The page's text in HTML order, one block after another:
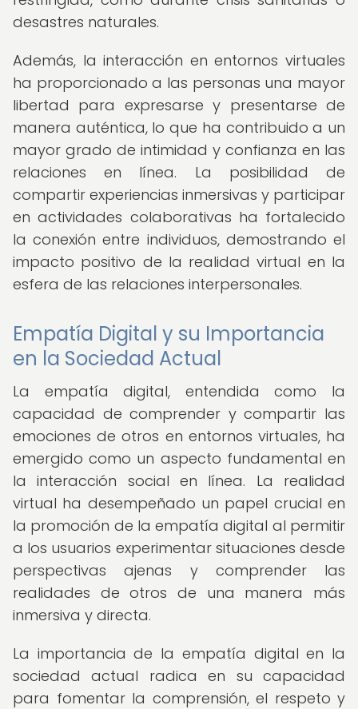
desastres naturales.
Además, la interacción en entornos virtuales
ha proporcionado a las personas una mayor
libertad para expresarse y presentarse de
manera auténtica, lo que ha contribuido a un
mayor grado de intimidad y confianza en las
relaciones en línea. La posibilidad de
compartir experiencias inmersivas y participar
en actividades colaborativas ha fortalecido
la conexión entre individuos, demostrando el
impacto positivo de la realidad virtual en la
esfera de las relaciones interpersonales.
Empatía Digital y su Importancia
en la Sociedad Actual
La empatía digital, entendida como la
capacidad de comprender y compartir las
emociones de otros en entornos virtuales, ha
emergido como un aspecto fundamental en
la interacción social en línea. La realidad
virtual ha desempeñado un papel crucial en
la promoción de la empatía digital al permitir
a los usuarios experimentar situaciones desde
perspectivas ajenas y comprender las
realidades de otros de una manera más
inmersiva y directa.
La importancia de la empatía digital en la
sociedad actual radica en su capacidad
para fomentar la comprensión, el respeto y